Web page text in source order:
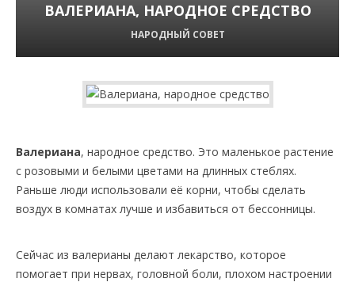
ВАЛЕРИАНА, НАРОДНОЕ СРЕДСТВО
НАРОДНЫЙ СОВЕТ
Валериана, народное средство. Это маленькое растение
с розовыми и белыми цветами на длинных стеблях.
Раньше люди использовали её корни, чтобы сделать
воздух в комнатах лучше и избавиться от бессонницы.
Сейчас из валерианы делают лекарство, которое
помогает при нервах, головной боли, плохом настроении